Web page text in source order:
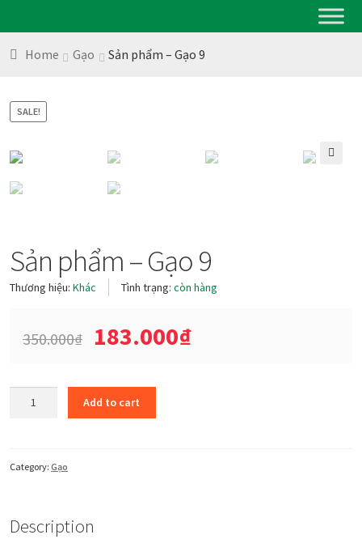
Home Gạo Sản phẩm – Gạo 9
SALE!
Sản phẩm – Gạo 9
Thương hiệu: Khác Tình trạng: còn hàng
350.000₫ 183.000₫
9
Add to cart
Category: Gạo
Description